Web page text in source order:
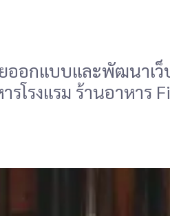
ออกแบบและพัฒนาเว็
รโรงแรม ร้านอาหา